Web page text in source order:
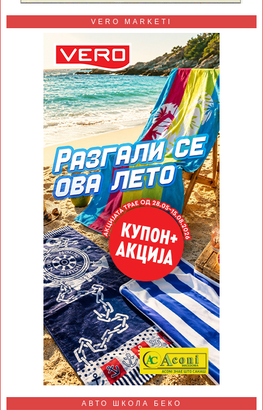
VERO MARKETI
АВТО ШКОЛА БЕКО